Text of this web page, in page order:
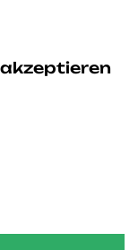
akzeptieren